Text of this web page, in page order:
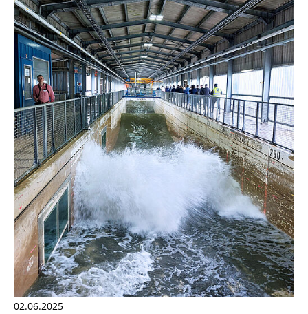
02.06.2025